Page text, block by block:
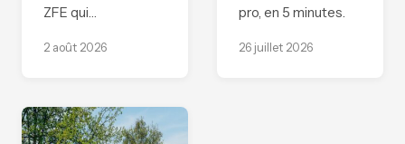
ZFE qui…
2 août 2026
pro, en 5 minutes.
26 juillet 2026